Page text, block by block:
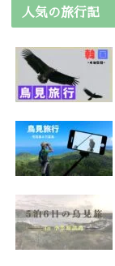
人気の旅行記